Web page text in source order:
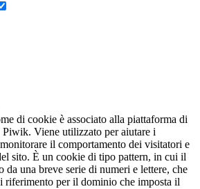
di cookie è associato alla piattaforma di
Piwik. Viene utilizzato per aiutare i
il comportamento dei visitatori e
sito. È un cookie di tipo pattern, in cui il
da una breve serie di numeri e lettere, che
riferimento per il dominio che imposta il